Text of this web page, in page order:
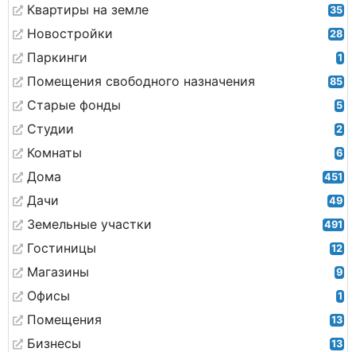
Квартиры на земле 35
Новостройки 28
Паркинги 1
Помещения свободного назначения 85
Старые фонды 5
Студии 2
Комнаты 6
Дома 451
Дачи 49
Земельные участки 491
Гостиницы 12
Магазины 9
Офисы 1
Помещения 13
Бизнесы 13